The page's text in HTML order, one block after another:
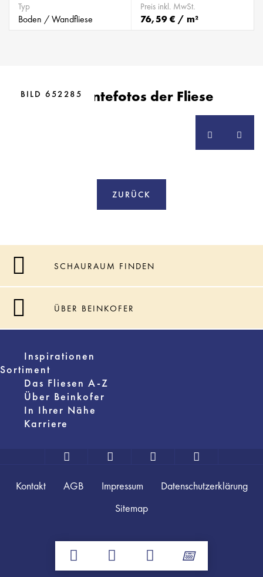
Typ
Boden / Wandfliese
Preis inkl. MwSt.
76,59 € / m²
Ambientefotos der Fliese
BILD 608429
BILD 652285
ZURÜCK
SCHAURAUM FINDEN
ÜBER BEINKOFER
Inspirationen
Sortiment
Das Fliesen A-Z
Über Beinkofer
In Ihrer Nähe
Karriere
Kontakt AGB Impressum
Datenschutzerklärung
Sitemap